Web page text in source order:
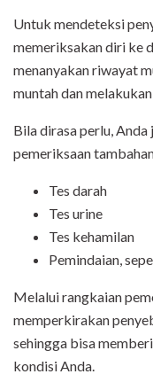
Untuk mendeteksi
memeriksakan diri ke
menanyakan riwayat
muntah dan
Bila dirasa perlu, Anda
pemeriksaan
Tes darah
Tes urine
Tes kehamilan
Pemindaian,
Melalui rangkaian
memperkirakan
sehingga bisa
kondisi Anda.